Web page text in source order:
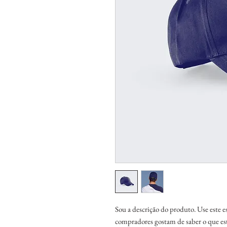
Sou a descrição do produto. Use este
compradores gostam de saber o que